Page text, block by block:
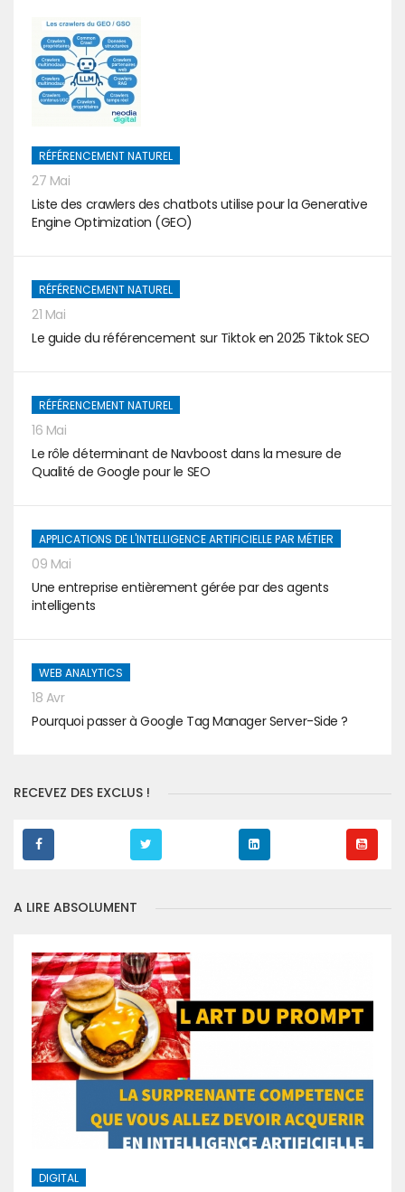
RÉFÉRENCEMENT NATUREL
27 Mai
Liste des crawlers des chatbots utilise pour la Generative
Engine Optimization (GEO)
RÉFÉRENCEMENT NATUREL
21 Mai
Le guide du référencement sur Tiktok en 2025 Tiktok SEO
RÉFÉRENCEMENT NATUREL
16 Mai
Le rôle déterminant de Navboost dans la mesure de
Qualité de Google pour le SEO
APPLICATIONS DE L'INTELLIGENCE ARTIFICIELLE PAR MÉTIER
09 Mai
Une entreprise entièrement gérée par des agents
intelligents
WEB ANALYTICS
18 Avr
Pourquoi passer à Google Tag Manager Server-Side ?
RECEVEZ DES EXCLUS !
A LIRE ABSOLUMENT
DIGITAL